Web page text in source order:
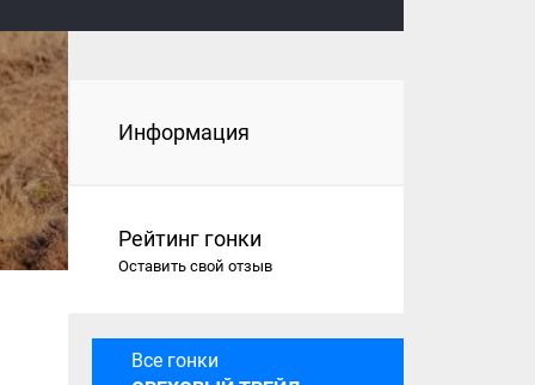
Информация
Рейтинг гонки
Оставить свой отзыв
Все гонки